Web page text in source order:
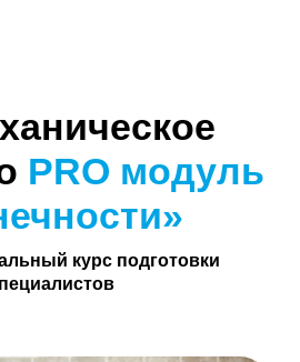
PRO модуль
курс подготовки